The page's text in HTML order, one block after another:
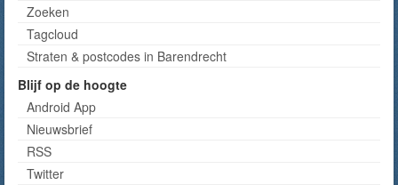
Zoeken
Tagcloud
Straten & postcodes in Barendrecht
Blijf op de hoogte
Android App
Nieuwsbrief
RSS
Twitter